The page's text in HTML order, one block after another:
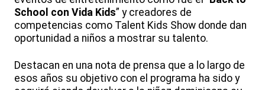
School con Vida Kids” y creadores de
competencias como Talent Kids Show donde dan
oportunidad a niños a mostrar su talento.
Destacan en una nota de prensa que a lo largo de
esos años su objetivo con el programa ha sido y